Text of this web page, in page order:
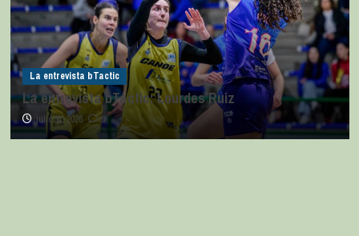
La entrevista bTactic
La entrevista bTactic: Lourdes Ruiz
julio 11, 2026 0